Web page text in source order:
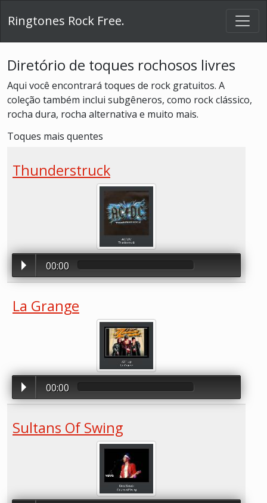
Ringtones Rock Free.
Diretório de toques rochosos livres
Aqui você encontrará toques de rock gratuitos. A
coleção também inclui subgêneros, como rock clássico,
rocha dura, rocha alternativa e muito mais.
Toques mais quentes
Thunderstruck
00:00
La Grange
00:00
Sultans Of Swing